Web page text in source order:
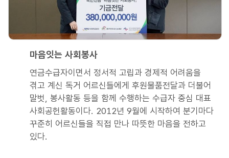
마음잇는 사회봉사
연금수급자이면서 정서적 고립과 경제적 어려움을
겪고 계신 독거 어르신들에게 후원물품전달과 더불어
말벗, 봉사활동 등을 함께 수행하는 수급자 중심 대표
사회공헌활동이다. 2012년 9월에 시작하여 분기마다
꾸준히 어르신들을 직접 만나 따뜻한 마음을 전하고
있다.